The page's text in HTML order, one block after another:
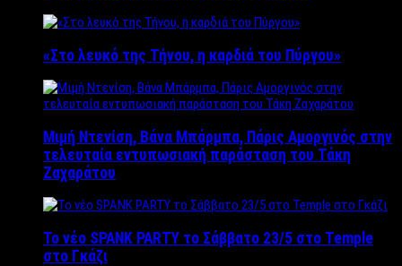
«Στο λευκό της Τήνου, η καρδιά του Πύργου»
Μιμή Ντενίση, Βάνα Μπάρμπα, Πάρις Αμοργινός στην
τελευταία εντυπωσιακή παράσταση του Τάκη
Ζαχαράτου
Το νέο SPANK PARTY το Σάββατο 23/5 στο Temple
στο Γκάζι